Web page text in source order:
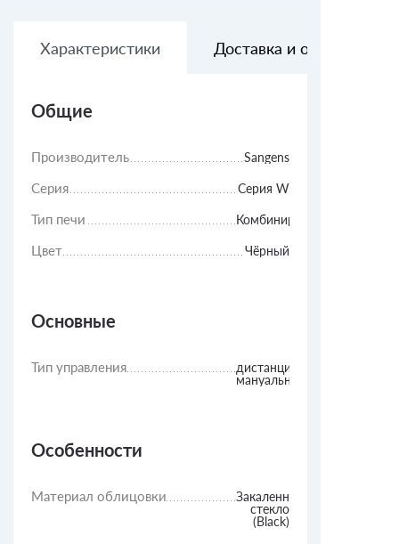
Характеристики Доставка и оплата
Общие
Производитель Sangens
Серия Серия W
Тип печи Комбинированная
Цвет Чёрный
Основные
Тип управления
дистанционное,
мануальное
Особенности
Материал облицовки
Закаленное
стекло
(Black)